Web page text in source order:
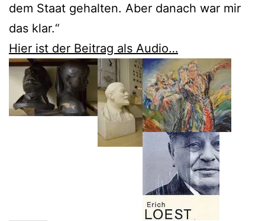
dem Staat gehalten. Aber danach war mir
das klar.“
Hier ist der Beitrag als Audio…